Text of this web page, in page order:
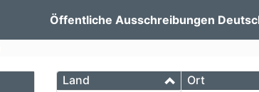
Öffentliche Ausschreibungen
Land Ort